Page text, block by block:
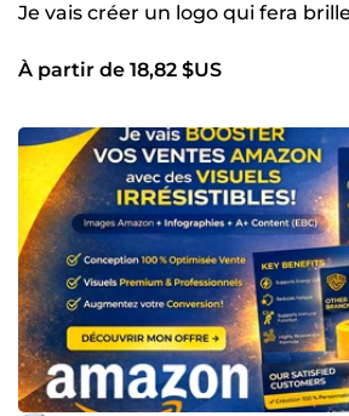
Je vais créer un logo qui fera
À partir de 18,82 $US